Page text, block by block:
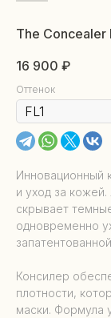
The Concealer
16 900 ₽
Оттенок
Инновационный
и уход за
скрывает
одновременно
Консилер
плотности,
маски. Формула